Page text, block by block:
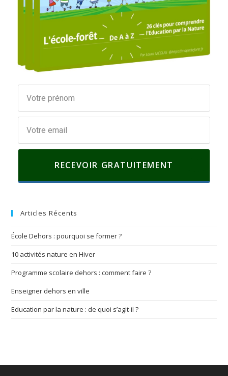
RECEVOIR GRATUITEMENT
Articles Récents
École Dehors : pourquoi se former ?
10 activités nature en Hiver
Programme scolaire dehors : comment faire ?
Enseigner dehors en ville
Education par la nature : de quoi s’agit-il ?